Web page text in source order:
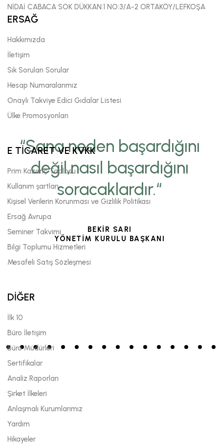
“Sana neden başardığını
değil,nasıl başardığını
soracaklardır.“
BEKİR SARI
YÖNETİM KURULU BAŞKANI
NİDAİ CABACA SOK DÜKKAN:1 NO:3/A-2 ORTAKÖY/LEFKOŞA
ERSAĞ
Hakkımızda
İletişim
Sık Sorulan Sorular
Hesap Numaralarımız
Onaylı Takviye Edici Gıdalar Listesi
Ülke Promosyonları
E TİCARET VE KVKK
Prim Kazanç Tablosu
Kullanım şartları
Kişisel Verilerin Korunması ve Gizlilik Politikası
Ersağ Avrupa
Seminer Takvimi
Bilgi Toplumu Hizmetleri
Mesafeli Satış Sözleşmesi
DİĞER
İlk 10
Büro İletişim
Büro Müdürleri
Sertifikalar
Analiz Raporları
Şirket İlkeleri
Anlaşmalı Kurumlarımız
Yardım
Hikayeler